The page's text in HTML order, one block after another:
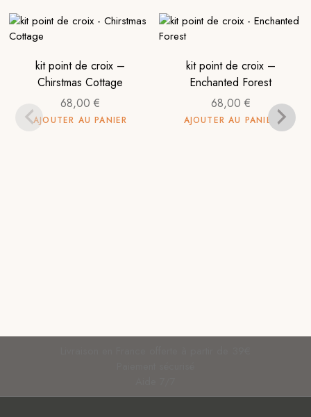
kit point de croix –
Chirstmas Cottage
68,00€
AJOUTER AU PANIER
kit point de croix –
Enchanted Forest
68,00 €
AJOUTER AU PANIER